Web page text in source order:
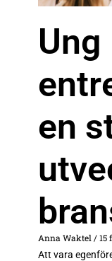
Ung
en
Anna Waktel 15
Att vara